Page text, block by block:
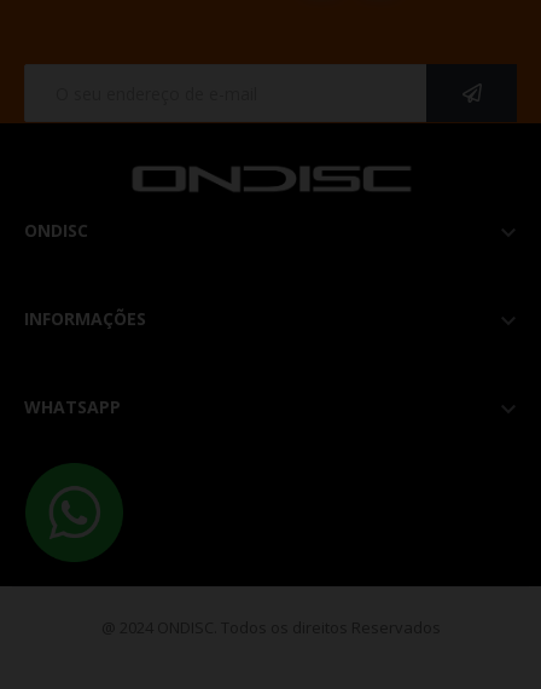
ONDISC 
INFORMAÇÕES 
WHATSAPP 